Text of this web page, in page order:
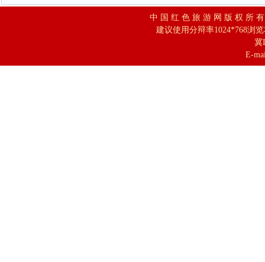
中 国 红 色 旅 游 网 版 权 所
建议使用分辩率1024*768浏
冀
E-